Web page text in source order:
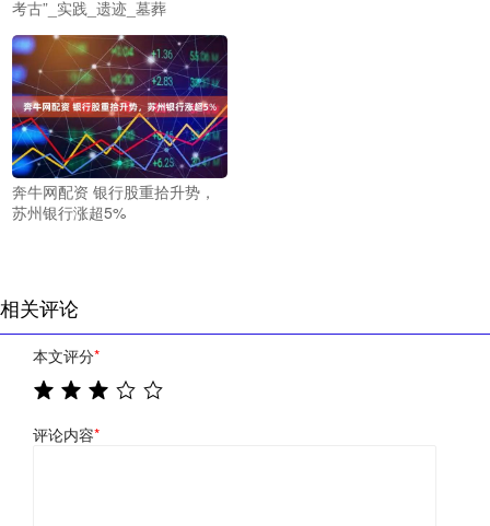
考古”_实践_遗迹_墓葬
奔牛网配资 银行股重拾升势，
苏州银行涨超5%
相关评论
本文评分*
评论内容*